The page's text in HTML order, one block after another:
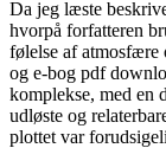
Da jeg læste
hvorpå forfatteren
følelse af
og e-bog pdf
komplekse, med en
udløste og
plottet var